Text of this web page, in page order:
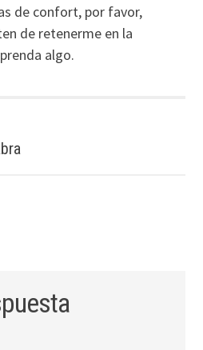
de confort, por favor,
de retenerme en la
algo.